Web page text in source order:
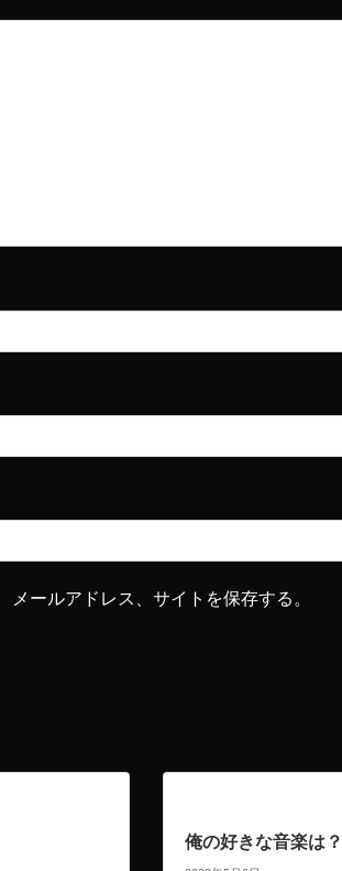
ールアドレス、サイトを保存する。
俺の好きな音楽は？